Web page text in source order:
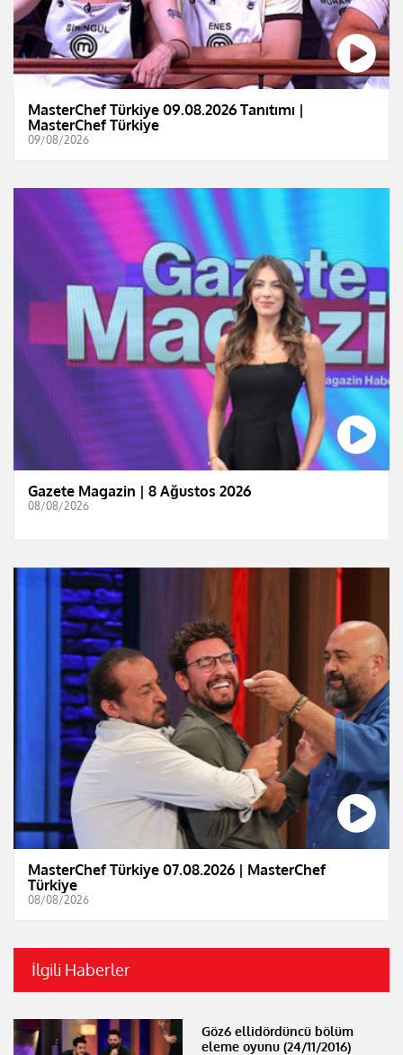
MasterChef Türkiye 09.08.2026 Tanıtımı |
MasterChef Türkiye
09/08/2026
Gazete Magazin | 8 Ağustos 2026
08/08/2026
MasterChef Türkiye 07.08.2026 | MasterChef
Türkiye
08/08/2026
İlgili Haberler
Göz6 ellidördüncü bölüm
eleme oyunu (24/11/2016)